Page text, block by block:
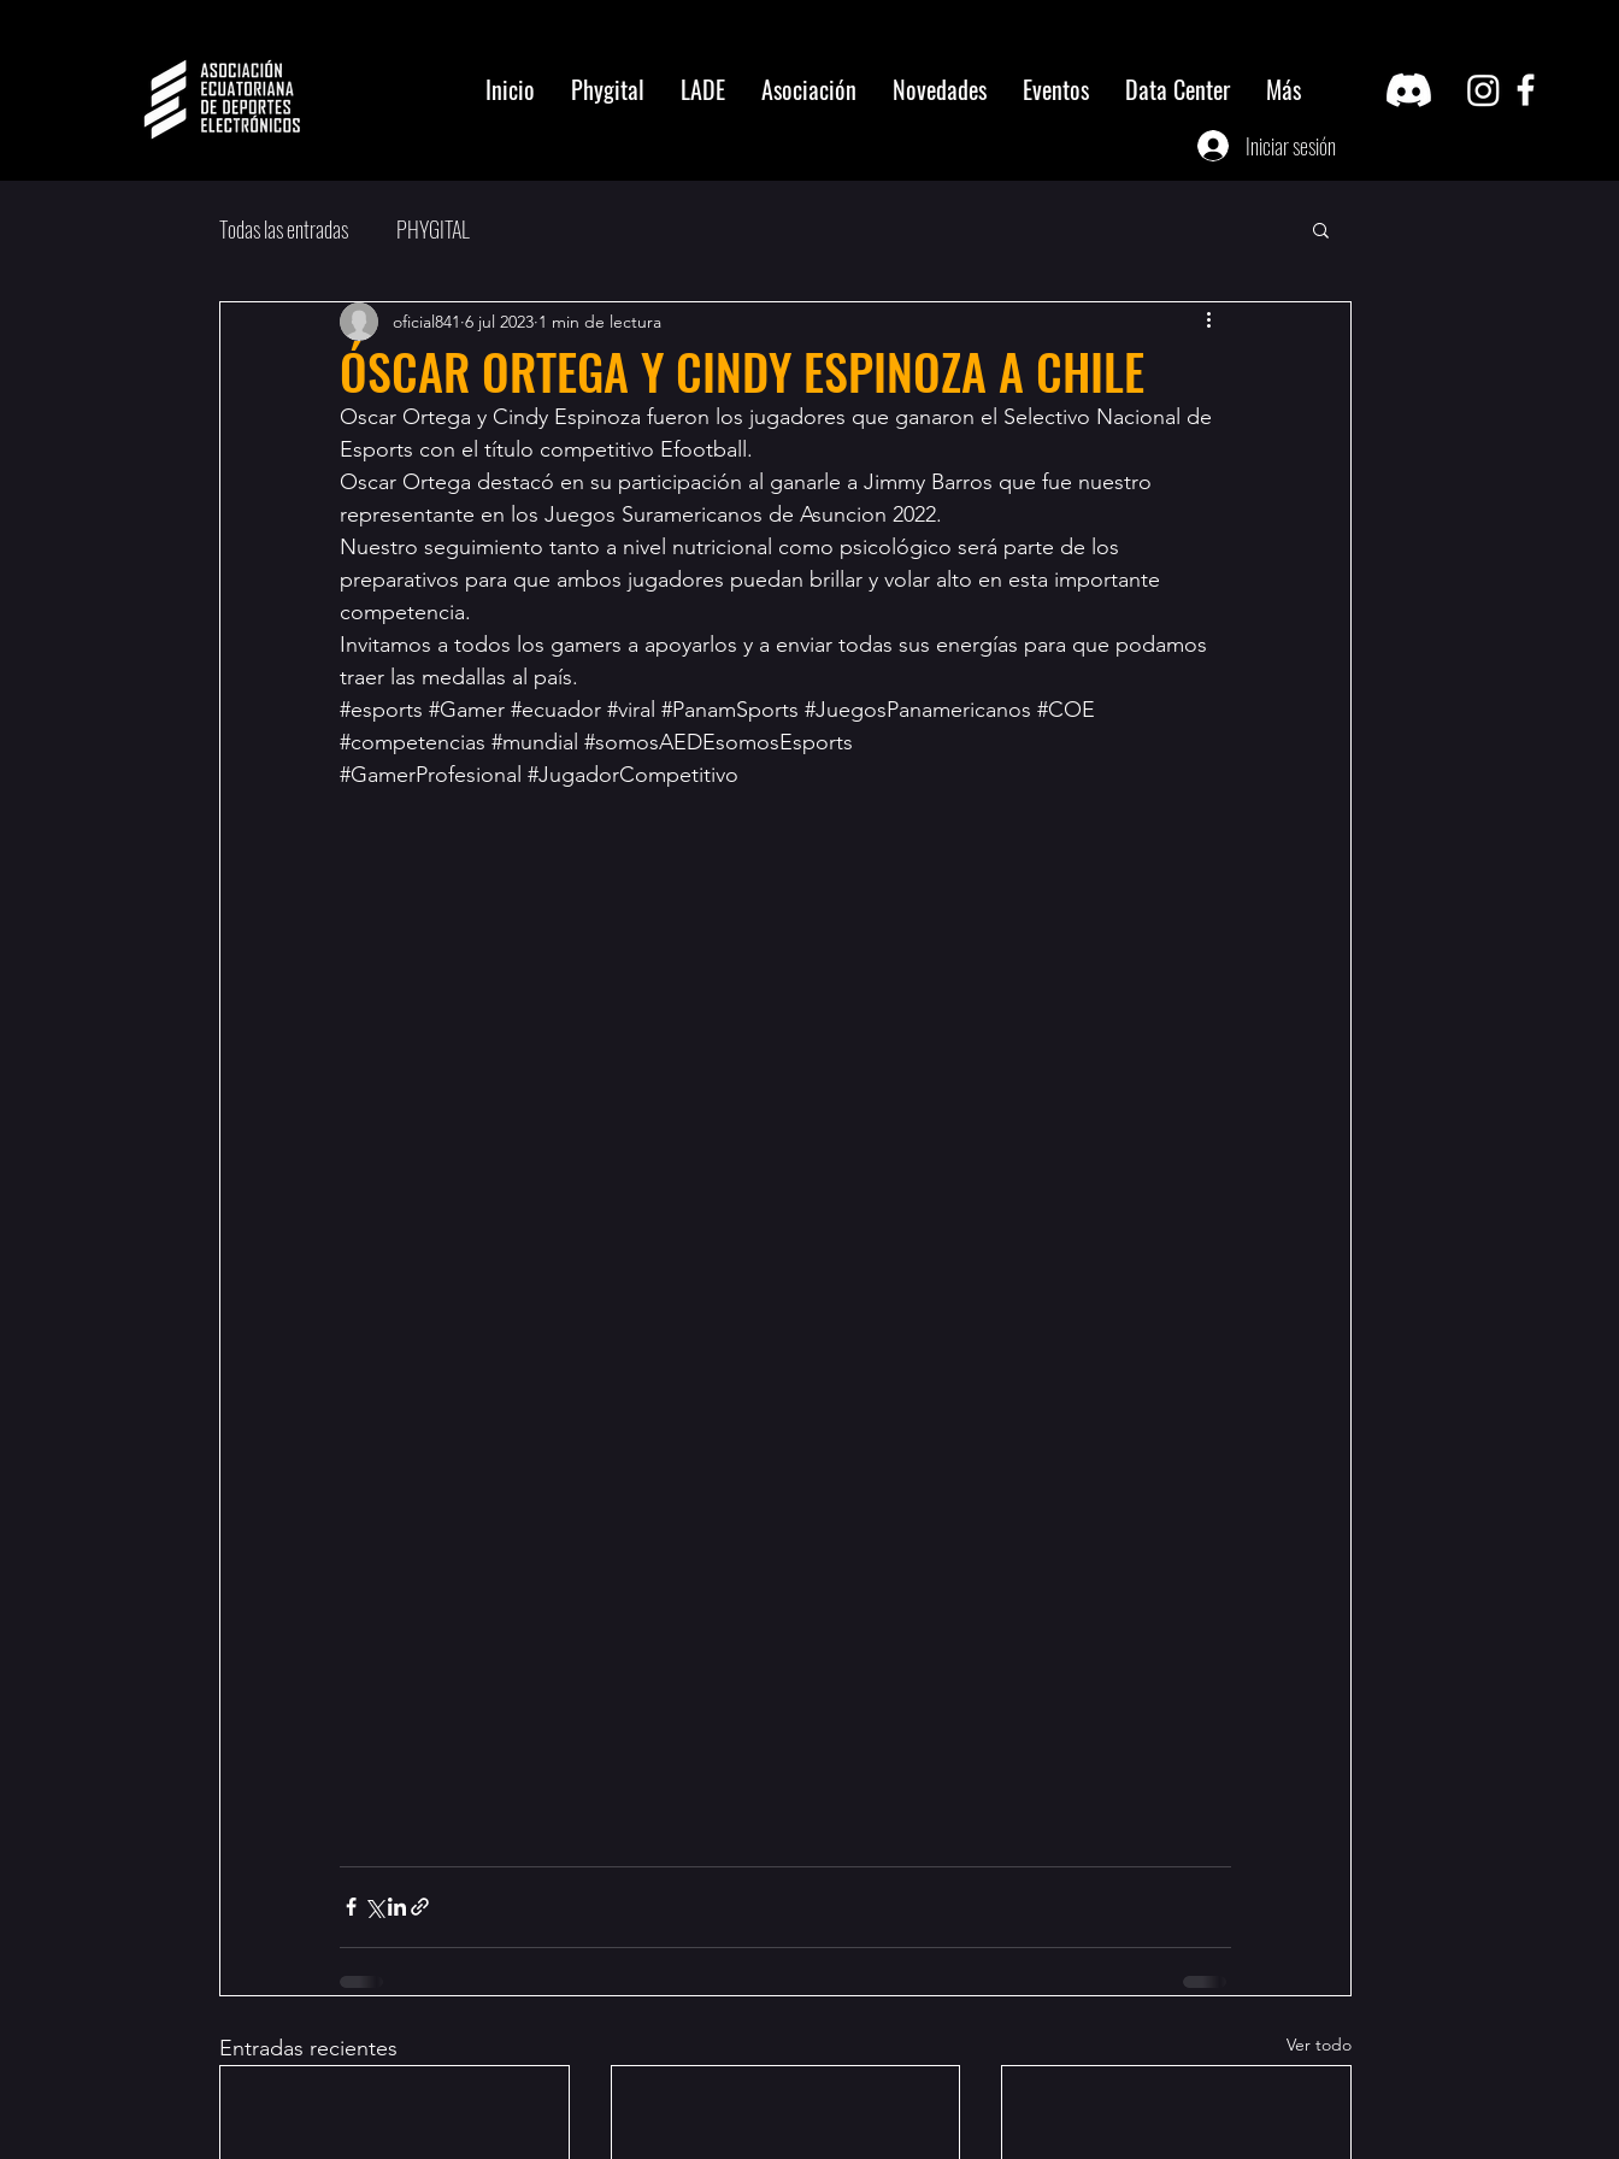
Inicio Phygital LADE Asociación Novedades Eventos Data Center Más
Iniciar sesión
Todas las entradas PHYGITAL
ÓSCAR ORTEGA Y CINDY ESPINOZA A CHILE
oficial841 6 jul 2023 1 min de lectura
Oscar Ortega y Cindy Espinoza fueron los jugadores que ganaron el Selectivo Nacional de
Esports con el título competitivo Efootball.
Oscar Ortega destacó en su participación al ganarle a Jimmy Barros que fue nuestro
representante en los Juegos Suramericanos de Asuncion 2022.
Nuestro seguimiento tanto a nivel nutricional como psicológico será parte de los
preparativos para que ambos jugadores puedan brillar y volar alto en esta importante
competencia.
Invitamos a todos los gamers a apoyarlos y a enviar todas sus energías para que podamos
traer las medallas al país.
#esports #Gamer #ecuador #viral #PanamSports #JuegosPanamericanos #COE
#competencias #mundial #somosAEDEsomosEsports
#GamerProfesional #JugadorCompetitivo
Entradas recientes Ver todo